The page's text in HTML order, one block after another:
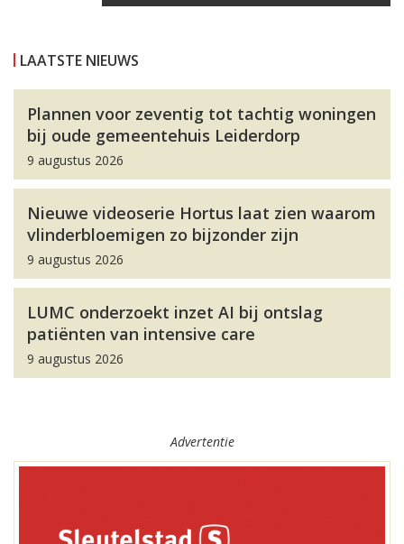
LAATSTE NIEUWS
Plannen voor zeventig tot tachtig woningen
bij oude gemeentehuis Leiderdorp
9 augustus 2026
Nieuwe videoserie Hortus laat zien waarom
vlinderbloemigen zo bijzonder zijn
9 augustus 2026
LUMC onderzoekt inzet AI bij ontslag
patiënten van intensive care
9 augustus 2026
Advertentie